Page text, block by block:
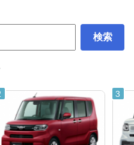
検索